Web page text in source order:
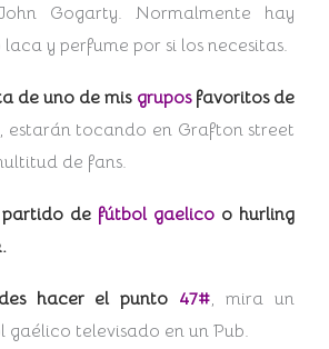
Gogarty. Normalmente hay
y perfume por si los necesitas.
de uno de mis gruposfavoritos de
, estarán tocando en Grafton street
de fans.
de fútbol gaelico o hurling
hacer el punto 47#, mira un
televisado en un Pub.